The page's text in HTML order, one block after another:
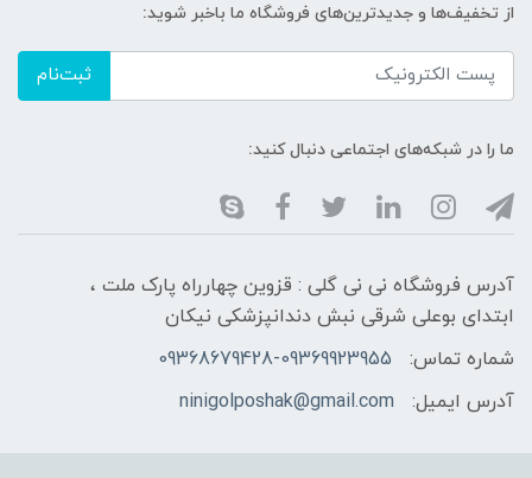
از تخفیف‌ها و جدیدترین‌های فروشگاه ما باخبر شوید:
ثبت‌نام
ما را در شبکه‌های اجتماعی دنبال کنید:
آدرس فروشگاه نی نی گلی : قزوین چهارراه پارک ملت ،
ابتدای بوعلی شرقی نبش دندانپزشکی نیکان
شماره تماس:
09368679428-09369923955
آدرس ایمیل:
ninigolposhak@gmail.com